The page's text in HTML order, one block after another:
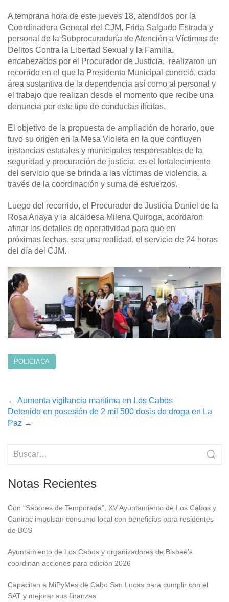
A temprana hora de este jueves 18, atendidos por la
Coordinadora General del CJM, Frida Salgado Estrada y
personal de la Subprocuraduría de Atención a Víctimas de
Delitos Contra la Libertad Sexual y la Familia,
encabezados por el Procurador de Justicia, realizaron un
recorrido en el que la Presidenta Municipal conoció, cada
área sustantiva de la dependencia así como al personal y
el trabajo que realizan desde el momento que recibe una
denuncia por este tipo de conductas ilícitas.
El objetivo de la propuesta de ampliación de horario, que
tuvo su origen en la Mesa Violeta en la que confluyen
instancias estatales y municipales responsables de la
seguridad y procuración de justicia, es el fortalecimiento
del servicio que se brinda a las víctimas de violencia, a
través de la coordinación y suma de esfuerzos.
Luego del recorrido, el Procurador de Justicia Daniel de la
Rosa Anaya y la alcaldesa Milena Quiroga, acordaron
afinar los detalles de operatividad para que en
próximas fechas, sea una realidad, el servicio de 24 horas
del día del CJM.
POLICIACA
Post
navigation
← Aumenta vigilancia marítima en Los Cabos
Detenido en posesión de 2 mil 500 dosis de droga en La
Paz →
Notas Recientes
Con “Sabores de Temporada”, XV Ayuntamiento de Los Cabos y
Canirac impulsan consumo local con beneficios para residentes
de BCS
Ayuntamiento de Los Cabos y organizadores de Bisbee’s
coordinan acciones para edición 2026
Capacitan a MiPyMes de Cabo San Lucas para cumplir con el
SAT y mejorar sus finanzas